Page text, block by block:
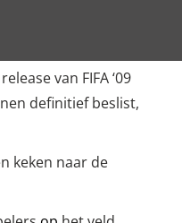
van FIFA ‘09
definitief beslist,
keken naar de